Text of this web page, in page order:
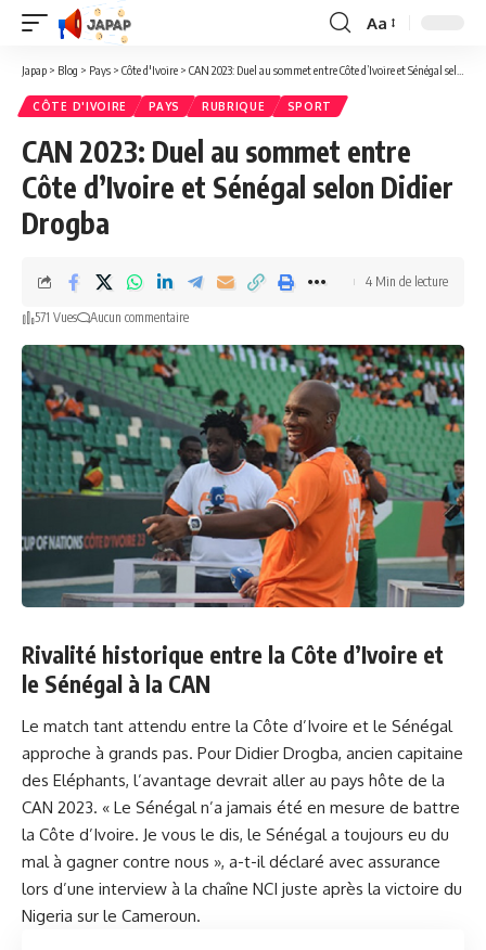
Redimensionner
la
Aa
Japap > Blog > Pays > Côte d'Ivoire > CAN 2023: Duel au sommet entre Côte d’Ivoire et Sénégal selon Didier Drogba
CÔTE D'IVOIRE PAYS RUBRIQUE SPORT
CAN 2023: Duel au sommet entre
Côte d’Ivoire et Sénégal selon Didier
Drogba
571 Vues Aucun commentaire
4 Min de lecture
Rivalité historique ⁤entre la Côte⁢ d’Ivoire et
le Sénégal à la CAN
Le ‍match tant attendu entre la Côte d’Ivoire et le Sénégal
approche à grands pas. Pour Didier‍ Drogba, ancien‍ capitaine
des Eléphants, l’avantage devrait aller au pays hôte de la
CAN 2023. « Le ​Sénégal n’a jamais été en ⁢mesure ⁤de battre
la Côte d’Ivoire. Je vous⁣ le dis, le Sénégal⁤ a toujours eu⁢ du
mal à gagner contre nous », a-t-il ⁤déclaré avec assurance
lors d’une interview à la chaîne NCI juste après la victoire du
Nigeria sur‍ le Cameroun.